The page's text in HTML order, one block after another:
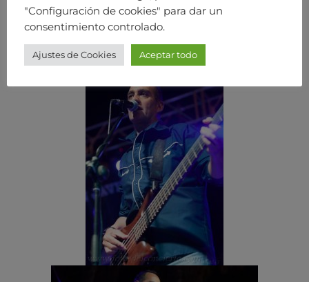
"Configuración de cookies" para dar un
consentimiento controlado.
Ajustes de Cookies Aceptar todo